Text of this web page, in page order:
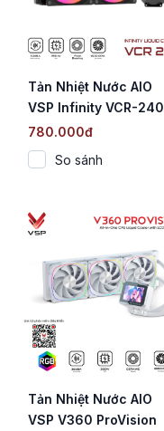
Tản Nhiệt Nước AIO
VSP Infinity VCR-240
Đen (Gương vô cực /
TDP 250W)
780.000đ
So sánh
Tản Nhiệt Nước AIO
VSP V360 ProVision